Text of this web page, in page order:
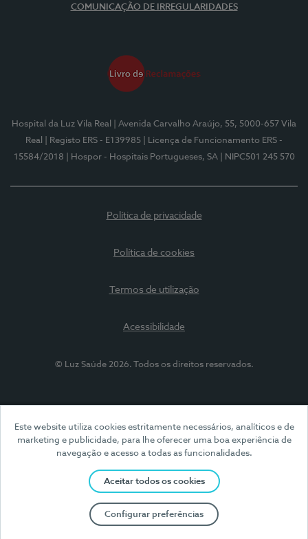
Este website utiliza cookies estritamente necessários, analíticos e de
marketing e publicidade, para lhe oferecer uma boa experiência de
navegação e acesso a todas as funcionalidades.
Aceitar todos os cookies
Configurar preferências
COMUNICAÇÃO DE IRREGULARIDADES
Hospital da Luz Vila Real
| Avenida Carvalho Araújo, 55, 5000-657 Vila
Real
| Registo ERS - E139985
| Licença de Funcionamento ERS -
15584/2018
| Hospor - Hospitais Portugueses, SA | NIPC501 245 570
Política de privacidade
Política de cookies
Termos de utilização
Acessibilidade
© Luz Saúde 2026. Todos os direitos reservados.